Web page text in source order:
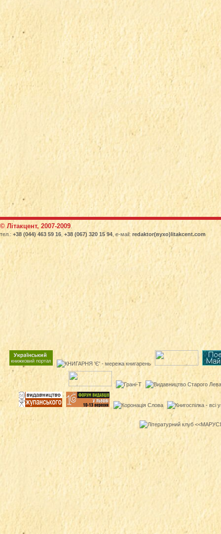
© Літакцент, 2007-2009
тел.: +38 (044) 463 59 16 +38 (067) 320 15 94 , е-маіl: redaktor(вухо)litakcent.com